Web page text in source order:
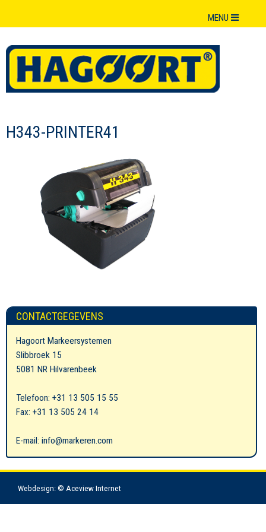
MENU
H343-PRINTER41
CONTACTGEGEVENS
Hagoort Markeersystemen
Slibbroek 15
5081 NR Hilvarenbeek
Telefoon: +31 13 505 15 55
Fax: +31 13 505 24 14
E-mail: info@markeren.com
Webdesign: © Aceview Internet